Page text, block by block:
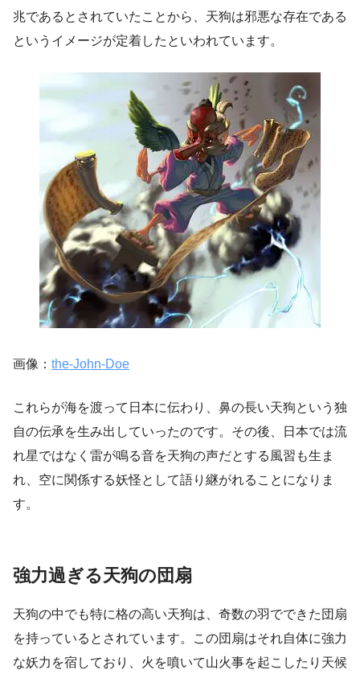
兆であるとされていたことから、天狗は邪悪な存在である
というイメージが定着したといわれています。
画像： the-John-Doe
これらが海を渡って日本に伝わり、鼻の長い天狗という独
自の伝承を生み出していったのです。その後、日本では流
れ星ではなく雷が鳴る音を天狗の声だとする風習も生ま
れ、空に関係する妖怪として語り継がれることになりま
す。
強力過ぎる天狗の団扇
天狗の中でも特に格の高い天狗は、奇数の羽でできた団扇
を持っているとされています。この団扇はそれ自体に強力
な妖力を宿しており、火を噴いて山火事を起こしたり天候